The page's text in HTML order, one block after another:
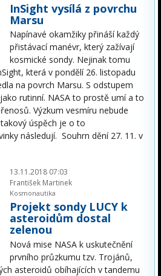
InSight vysílá z povrchu
Marsu
Napínavé okamžiky přináší každý
přistávací manévr, který zažívají
kosmické sondy. Nejinak tomu
která v pondělí 26. listopadu
na povrch Marsu. S odstupem
rutinní. NASA to prostě umí a to
Výzkum vesmíru nebude
úspěch je o to
následují. Souhrn dění 27. 11. v
13.11.2018 07:03
František Martinek
Kosmonautika
Projekt sondy LUCY k
asteroidům dostal
zelenou
Nová mise NASA k uskutečnění
prvního průzkumu tzv. Trojánů,
asteroidů obíhajících v tandemu